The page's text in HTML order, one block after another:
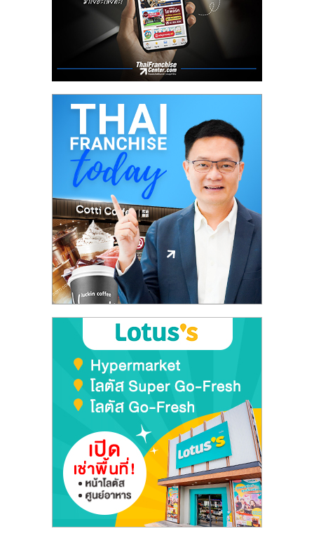
ปรึกษา
การ
ลงทุน
และ
ขยาย
ไชส์,